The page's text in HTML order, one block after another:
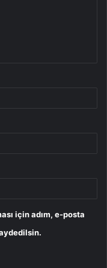
için adım, e-posta